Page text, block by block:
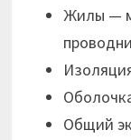
Жилы —
Общий